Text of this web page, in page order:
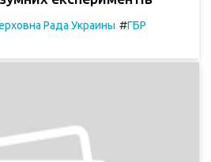
Рада Украины #ГБР